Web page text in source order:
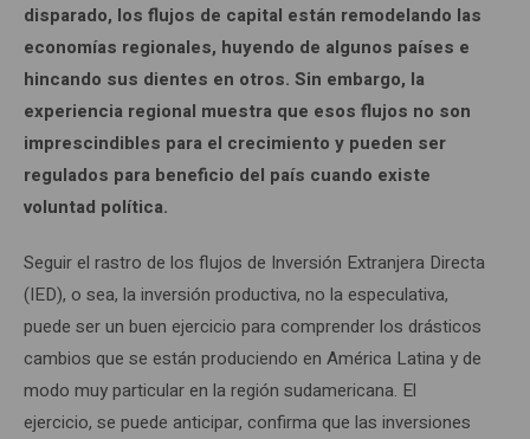
disparado, los flujos de capital están remodelando las
economías regionales, huyendo de algunos países e
hincando sus dientes en otros. Sin embargo, la
experiencia regional muestra que esos flujos no son
imprescindibles para el crecimiento y pueden ser
regulados para beneficio del país cuando existe
voluntad política.
Seguir el rastro de los flujos de Inversión Extranjera Directa
(IED), o sea, la inversión productiva, no la especulativa,
puede ser un buen ejercicio para comprender los drásticos
cambios que se están produciendo en América Latina y de
modo muy particular en la región sudamericana. El
ejercicio, se puede anticipar, confirma que las inversiones